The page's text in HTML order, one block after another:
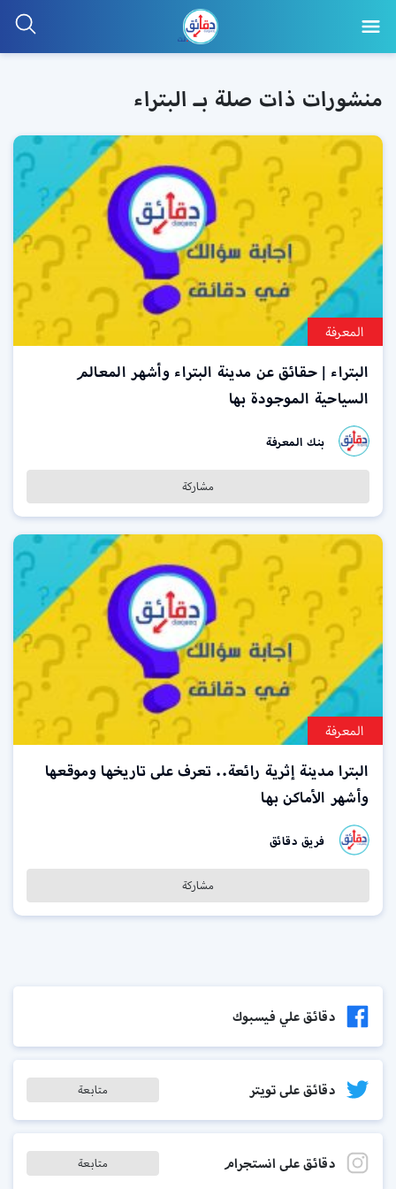
منشورات ذات صلة بـ البتراء
المعرفة
البتراء | حقائق عن مدينة البتراء وأشهر المعالم
السياحية الموجودة بها
بنك المعرفة
مشاركة
المعرفة
البترا مدينة إثرية رائعة.. تعرف على تاريخها وموقعها
وأشهر الأماكن بها
فريق دقائق
مشاركة
دقائق علي فيسبوك
دقائق على تويتر متابعة
دقائق على انستجرام متابعة